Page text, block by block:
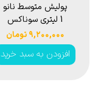
پولیش متوسط نانو
1 لیتری سوناکس
مدل Sonax
Profiline Nano
Polish 03-06 1L
۹,۲۰۰,۰۰۰ تومان
افزودن به سبد خرید